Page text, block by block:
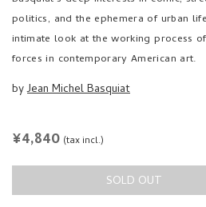
intimate look at the working process
forces in contemporary American art.
byJean Michel Basquiat
ISBN: 9780691167893